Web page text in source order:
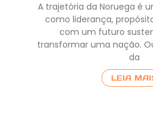
A trajetória da Noruega é
como liderança,
com um futuro
transformar uma nação.
da
LEIA